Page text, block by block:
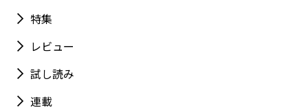
特集
レビュー
試し読み
連載